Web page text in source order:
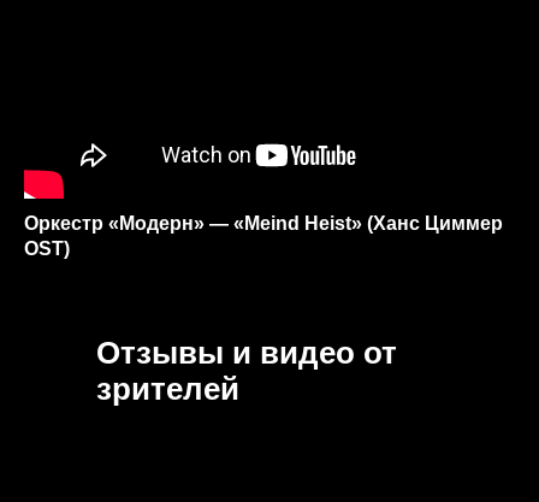
Оркестр «Модерн» — «Meind Heist» (Ханс Циммер
OST)
Отзывы и видео от
зрителей